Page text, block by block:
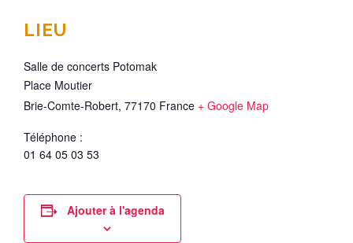
LIEU
Salle de concerts Potomak
Place Moutier
Brie-Comte-Robert, 77170 France + Google Map
Téléphone :
01 64 05 03 53
Ajouter à l'agenda